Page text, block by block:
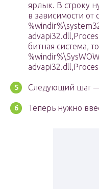
ярлык. В строку
в зависимости
битная система,
Следующий шаг —
Теперь нужно